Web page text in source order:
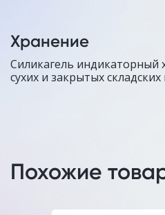
Хранение
Силикагель индикаторный
сухих и закрытых
Похожие